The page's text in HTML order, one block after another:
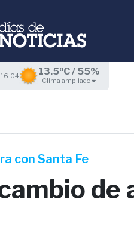
13.5ºC / 55%
Clima ampliado
con Santa Fe
de